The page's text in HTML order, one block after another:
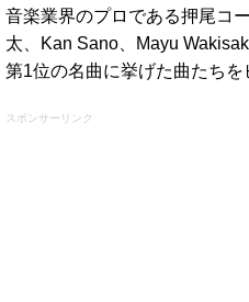
音楽業界のプロである押尾コ
太、Kan Sano、Mayu
第1位の名曲に挙げた曲たちを
スポンサーリンク